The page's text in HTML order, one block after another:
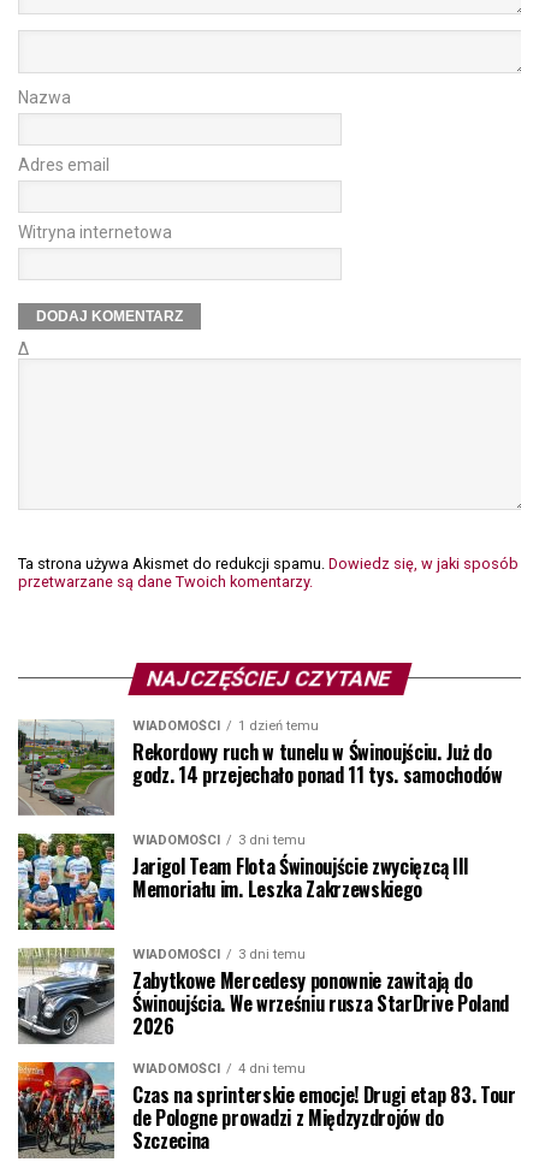
Nazwa
Adres email
Witryna internetowa
Δ
Ta strona używa Akismet do redukcji spamu. Dowiedz się, w jaki sposób
przetwarzane są dane Twoich komentarzy.
NAJCZĘŚCIEJ CZYTANE
WIADOMOŚCI 1 dzień temu
Rekordowy ruch w tunelu w Świnoujściu. Już do
godz. 14 przejechało ponad 11 tys. samochodów
WIADOMOŚCI 3 dni temu
Jarigol Team Flota Świnoujście zwycięzcą III
Memoriału im. Leszka Zakrzewskiego
WIADOMOŚCI 3 dni temu
Zabytkowe Mercedesy ponownie zawitają do
Świnoujścia. We wrześniu rusza StarDrive Poland
2026
WIADOMOŚCI 4 dni temu
Czas na sprinterskie emocje! Drugi etap 83. Tour
de Pologne prowadzi z Międzyzdrojów do
Szczecina